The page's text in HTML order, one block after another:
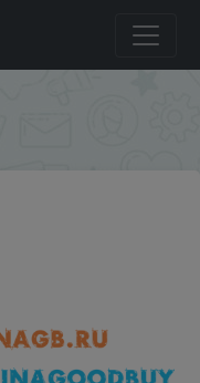
MIXZA TOHAOLL
Card Storage